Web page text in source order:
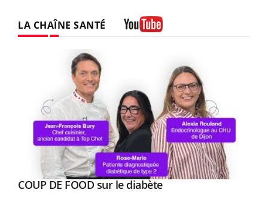
LA CHAÎNE SANTÉ
Youtube
COUP DE FOOD sur le diabèteYoutube
Youtube
Quand l’entreprise mise sur le bien être global